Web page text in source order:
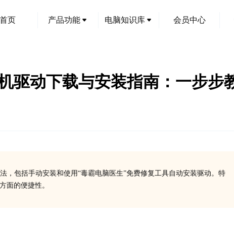
首页 产品功能 电脑知识库 会员中心
驱动下载与安装指南：一步步
，包括手动安装和使用“毒霸电脑医生”免费修复工具自动安装驱动。特
面的便捷性。